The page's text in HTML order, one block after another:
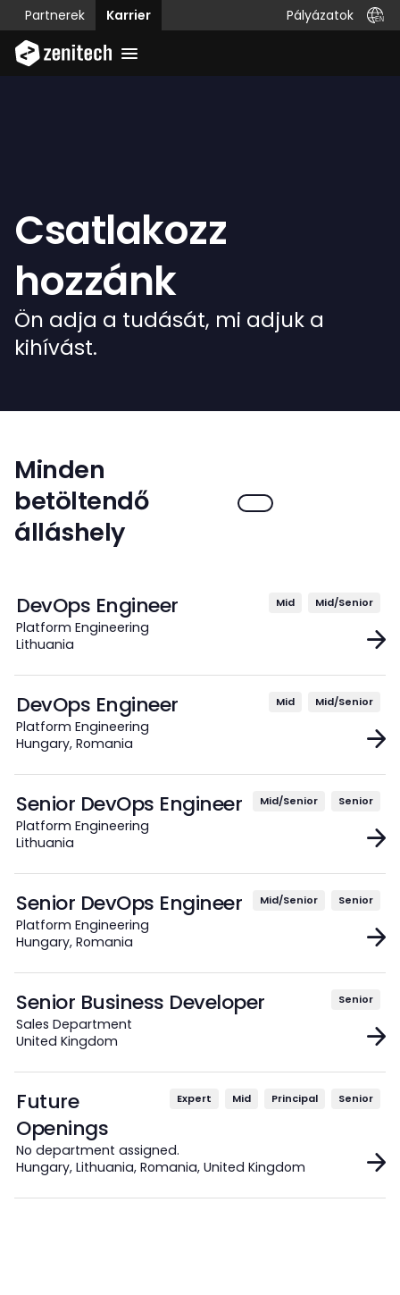
Partnerek Karrier Pályázatok
Csatlakozz
hozzánk
Ön adja a tudását, mi adjuk a
kihívást.
Minden
betöltendő
álláshely
DevOps Engineer Mid Mid/Senior
Platform Engineering
Lithuania
DevOps Engineer Mid Mid/Senior
Platform Engineering
Hungary, Romania
Senior DevOps Engineer Mid/Senior Senior
Platform Engineering
Lithuania
Senior DevOps Engineer Mid/Senior Senior
Platform Engineering
Hungary, Romania
Senior Business Developer Senior
Sales Department
United Kingdom
Future
Openings
Expert Mid Principal Senior
No department assigned.
Hungary, Lithuania, Romania, United Kingdom